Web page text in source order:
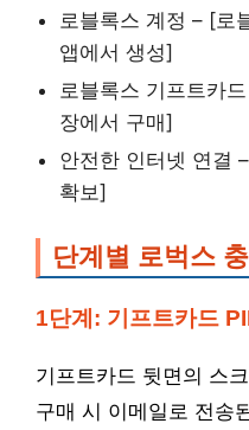
로블록스 계정 – [로
앱에서 생성]
로블록스 기프트카
장에서 구매]
안전한 인터넷 연결
확보]
단계별 로벅스
1단계: 기프트카드
기프트카드 뒷면의 스
구매 시 이메일로 전송